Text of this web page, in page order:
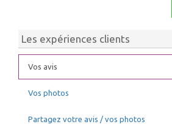
Les expériences clients
Vos avis
Vos photos
Partagez votre avis / vos photos